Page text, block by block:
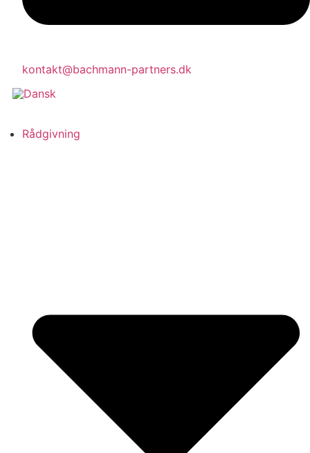
kontakt@bachmann-partners.dk
Rådgivning